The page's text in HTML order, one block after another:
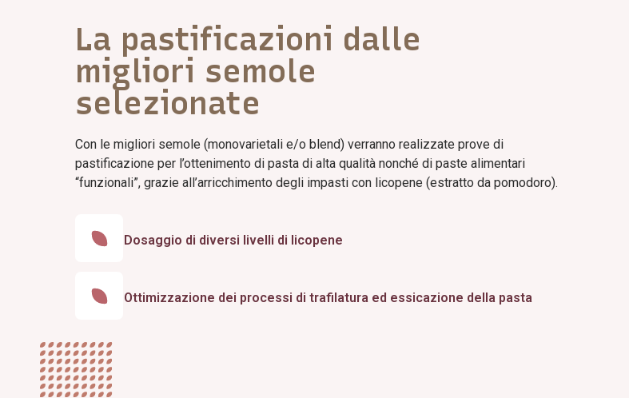
La pastificazioni dalle
migliori semole
selezionate
Con le migliori semole (monovarietali e/o blend) verranno realizzate prove di
pastificazione per l’ottenimento di pasta di alta qualità nonché di paste alimentari
“funzionali”, grazie all’arricchimento degli impasti con licopene (estratto da pomodoro).
Dosaggio di diversi livelli di licopene
Ottimizzazione dei processi di trafilatura ed essicazione della pasta